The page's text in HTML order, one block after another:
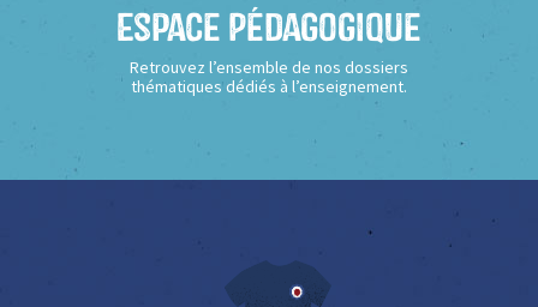
Espace Pédagogique
Retrouvez l’ensemble de nos dossiers
thématiques dédiés à l’enseignement.